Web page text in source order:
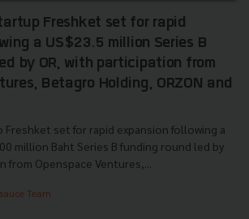
Freshket set for rapid
a US$23.5 million Series B
by OR, with participation from
Betagro Holding, ORZON and
Freshket set for rapid expansion following a
million Baht Series B funding round led by
from Openspace Ventures,...
Team